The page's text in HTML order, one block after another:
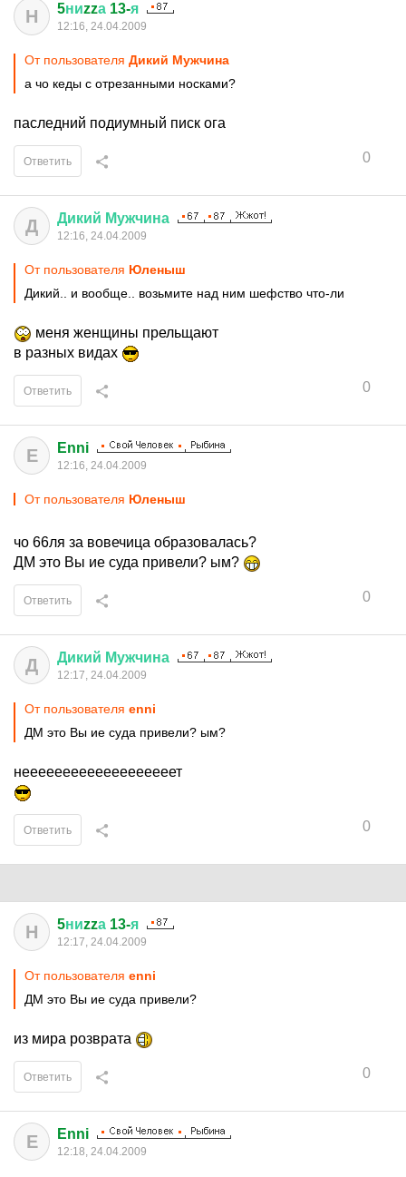
Н 5ниzzа 13-я
12:16, 24.04.2009
От пользователя Дикий Мужчина
а чо кеды с отрезанными носками?
паследний подиумный писк ога
0
Ответить
Д Дикий Мужчина
12:16, 24.04.2009
От пользователя Юленыш
Дикий.. и вообще.. возьмите над ним шефство что-ли
меня женщины прельщают
в разных видах
0
Ответить
E Enni
12:16, 24.04.2009
От пользователя Юленыш
чо 66ля за вовечица образовалась?
ДМ это Вы ие суда привели? ым?
0
Ответить
Д Дикий Мужчина
12:17, 24.04.2009
От пользователя enni
ДМ это Вы ие суда привели? ым?
нееееееееееееееееееет
0
Ответить
Н 5ниzzа 13-я
12:17, 24.04.2009
От пользователя enni
ДМ это Вы ие суда привели?
из мира розврата
0
Ответить
E Enni
12:18, 24.04.2009